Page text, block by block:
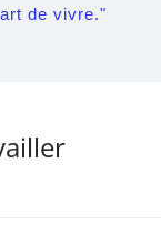
de vivre."